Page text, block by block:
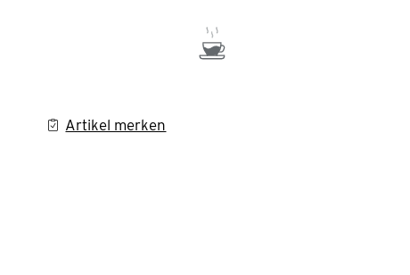
Artikel merken